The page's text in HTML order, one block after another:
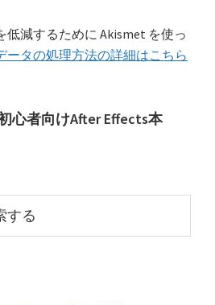
低減するために Akismet を使っ
ータの処理方法の詳細はこちら
心者向けAfter Effects本